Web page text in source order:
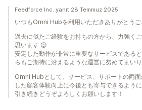
Feedforce Inc. yanıt 28 Temmuz 2025
いつもOmni Hubを利用いただきありがとうご
過去に似たご経験をお持ちの方から、力強く
思います 😊
安定した動作が非常に重要なサービスである
らもご期待に沿えるような運営に努めてまいり
Omni Hubとして、サービス、サポートの両
した顧客体験向上に今後とも寄与できるよう
引き続きどうぞよろしくお願いします！